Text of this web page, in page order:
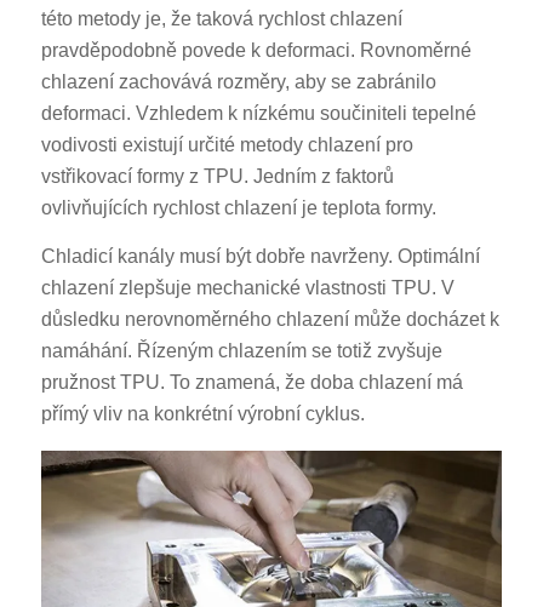
této metody je, že taková rychlost chlazení
pravděpodobně povede k deformaci. Rovnoměrné
chlazení zachovává rozměry, aby se zabránilo
deformaci. Vzhledem k nízkému součiniteli tepelné
vodivosti existují určité metody chlazení pro
vstřikovací formy z TPU. Jedním z faktorů
ovlivňujících rychlost chlazení je teplota formy.
Chladicí kanály musí být dobře navrženy. Optimální
chlazení zlepšuje mechanické vlastnosti TPU. V
důsledku nerovnoměrného chlazení může docházet k
namáhání. Řízeným chlazením se totiž zvyšuje
pružnost TPU. To znamená, že doba chlazení má
přímý vliv na konkrétní výrobní cyklus.